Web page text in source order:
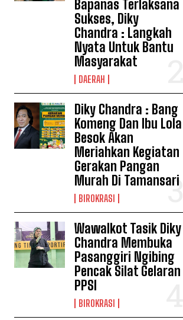
Bapanas Terlaksana
Sukses, Diky
Chandra : Langkah
Nyata Untuk Bantu
Masyarakat
DAERAH
Diky Chandra : Bang
Komeng Dan Ibu Lola
Besok Akan
Meriahkan Kegiatan
Gerakan Pangan
Murah Di Tamansari
BIROKRASI
Wawalkot Tasik Diky
Chandra Membuka
Pasanggiri Ngibing
Pencak Silat Gelaran
PPSI
BIROKRASI